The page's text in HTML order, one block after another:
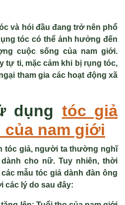
và hói đầu đang trở nên phổ
tóc có thể ảnh hưởng đến
cuộc sống của nam giới.
tự ti, mặc cảm khi bị rụng tóc,
tham gia các hoạt động xã
dụng tóc giả
của nam giới
tóc giả, người ta thường nghĩ
cho nữ. Tuy nhiên, thời
mẫu tóc giả dành đàn ông
các lý do sau đây: